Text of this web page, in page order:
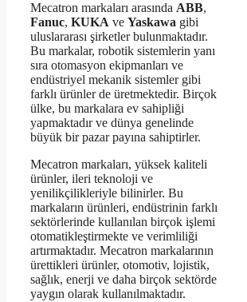
Mecatron markaları arasında ABB,
Fanuc, KUKA ve Yaskawa gibi
uluslararası şirketler bulunmaktadır.
Bu markalar, robotik sistemlerin yanı
sıra otomasyon ekipmanları ve
endüstriyel mekanik sistemler gibi
farklı ürünler de üretmektedir. Birçok
ülke, bu markalara ev sahipliği
yapmaktadır ve dünya genelinde
büyük bir pazar payına sahiptirler.
Mecatron markaları, yüksek kaliteli
ürünler, ileri teknoloji ve
yenilikçilikleriyle bilinirler. Bu
markaların ürünleri, endüstrinin farklı
sektörlerinde kullanılan birçok işlemi
otomatikleştirmekte ve verimliliği
artırmaktadır. Mecatron markalarının
ürettikleri ürünler, otomotiv, lojistik,
sağlık, enerji ve daha birçok sektörde
yaygın olarak kullanılmaktadır.